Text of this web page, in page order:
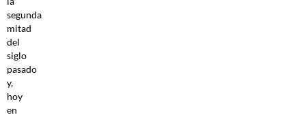
segunda
mitad
del
siglo
pasado
y,
hoy
en